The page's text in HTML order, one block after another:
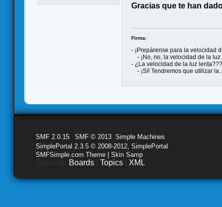
Gracias que te han
Firma:
- ¡Prepárense para la velocidad
- ¡No, no, la velocidad de la luz
- ¿La velocidad de la luz
- ¡Sí! Tendremos que utilizar
SMF 2.0.15 SMF © 2013 Simple Machines
SimplePortal 2.3.5 © 2008-2012, SimplePortal
SMFSimple.com Theme | Skin Samp
Boards Topics XML